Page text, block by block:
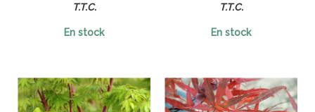
T.T.C.
En stock
T.T.C.
En stock